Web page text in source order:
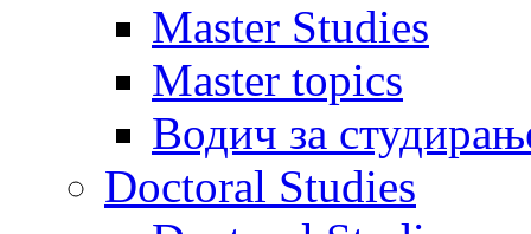
Master Studies
Master topics
Водич за
Doctoral Studies